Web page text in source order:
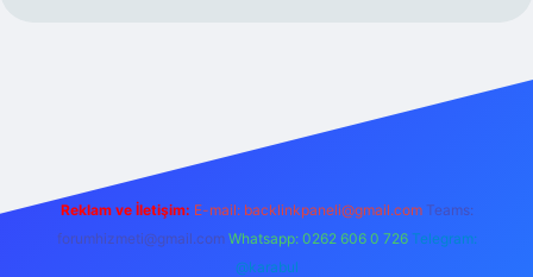
Reklam ve İletişim: E-mail: backlinkpaneli@gmail.com Teams:
forumhizmeti@gmail.com Whatsapp: 0262 606 0 726 Telegram:
@karabul